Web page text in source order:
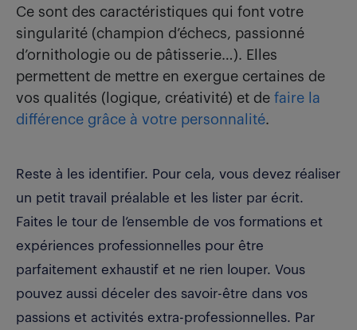
Ce sont des caractéristiques qui font votre
singularité (champion d’échecs, passionné
d’ornithologie ou de pâtisserie…). Elles
permettent de mettre en exergue certaines de
vos qualités (logique, créativité) et de faire la
différence grâce à votre personnalité.
Reste à les identifier. Pour cela, vous devez réaliser
un petit travail préalable et les lister par écrit.
Faites le tour de l’ensemble de vos formations et
expériences professionnelles pour être
parfaitement exhaustif et ne rien louper. Vous
pouvez aussi déceler des savoir-être dans vos
passions et activités extra-professionnelles. Par